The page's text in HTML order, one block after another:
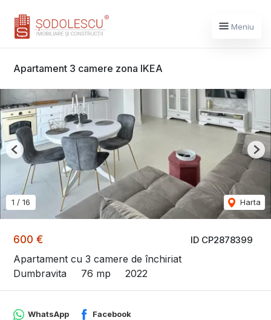
Meniu
Apartament 3 camere zona IKEA
ID CP2878399
600 €
Apartament cu 3 camere de închiriat
Dumbravita
76 mp 2022
1 / 16 Harta
Previous
WhatsApp Facebook